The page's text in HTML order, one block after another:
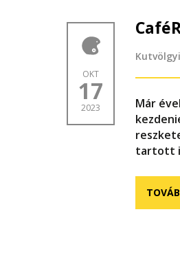
OKT
17
2023
Már
tartott